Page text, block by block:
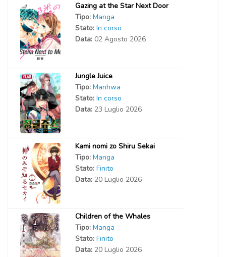
Gazing at the Star Next Door
Tipo: Manga
Stato: In corso
Data: 02 Agosto 2026
Jungle Juice
Tipo: Manhwa
Stato: In corso
Data: 23 Luglio 2026
Kami nomi zo Shiru Sekai
Tipo: Manga
Stato: Finito
Data: 20 Luglio 2026
Children of the Whales
Tipo: Manga
Stato: Finito
Data: 20 Luglio 2026